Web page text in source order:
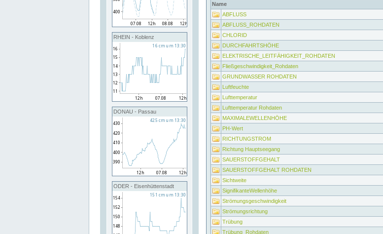
RHEIN - Koblenz
DONAU - Passau
ODER - Eisenhüttenstadt
Name
ABFLUSS
ABFLUSS_ROHDATEN
CHLORID
DURCHFAHRTSHÖHE
ELEKTRISCHE_LEITFÄHIGKEIT_ROHDATEN
Fließgeschwindigkeit_Rohdaten
GRUNDWASSER ROHDATEN
Luftfeuchte
Lufttemperatur
Lufttemperatur Rohdaten
MAXIMALEWELLENHÖHE
PH-Wert
RICHTUNGSTROM
Richtung Hauptseegang
SAUERSTOFFGEHALT
SAUERSTOFFGEHALT ROHDATEN
Sichtweite
SignifikanteWellenhöhe
Strömungsgeschwindigkeit
Strömungsrichtung
Trübung
Trübung_Rohdaten